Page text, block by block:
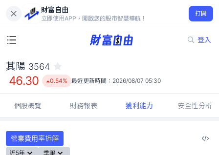
財富自由
立即使用APP，開啟您的股市智慧導航！
打開
登入
46.30
0.54%
其陽 3564
46.30 0.54% 最近更新時間： 2026/08/07 05:30
個股概覽 財務報表 獲利能力 安全性分析
營業費用率拆解
近5年 季報